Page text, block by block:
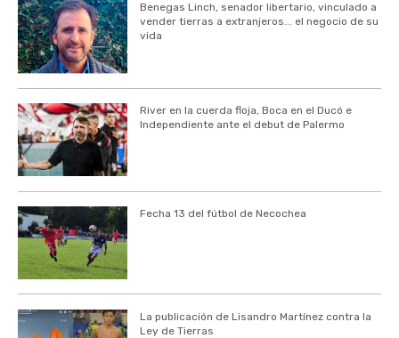
Benegas Linch, senador libertario, vinculado a
vender tierras a extranjeros... el negocio de su
vida
River en la cuerda floja, Boca en el Ducó e
Independiente ante el debut de Palermo
Fecha 13 del fútbol de Necochea
La publicación de Lisandro Martínez contra la
Ley de Tierras